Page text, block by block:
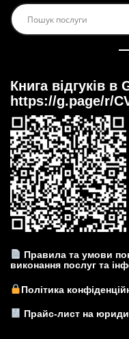
Книга відгуків в
https://g.page/r/
Правила та умови
виконання послуг та
Політика
Прайс-лист на